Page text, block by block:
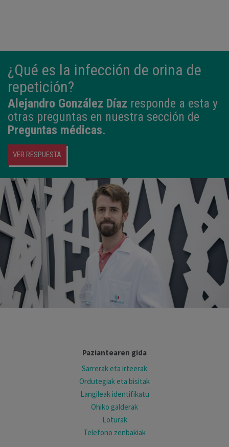
¿Qué es la infección de orina de
repetición?
Alejandro González Díaz responde a esta y
otras preguntas en nuestra sección de
Preguntas médicas.
VER RESPUESTA
Paziantearen gida
Sarrerak eta irteerak
Ordutegiak eta bisitak
Langileak identifikatu
Ohiko galderak
Loturak
Telefono zenbakiak